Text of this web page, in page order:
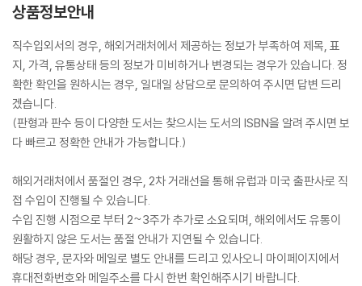
상품정보안내
직수입외서의 경우, 해외거래처에서 제공하는 정보가 부족하여 제목, 표
지, 가격, 유통상태 등의 정보가 미비하거나 변경되는 경우가 있습니다. 정
확한 확인을 원하시는 경우, 일대일 상담으로 문의하여 주시면 답변 드리
겠습니다.
(판형과 판수 등이 다양한 도서는 찾으시는 도서의 ISBN을 알려 주시면 보
다 빠르고 정확한 안내가 가능합니다.)
해외거래처에서 품절인 경우, 2차 거래선을 통해 유럽과 미국 출판사로 직
접 수입이 진행될 수 있습니다.
수입 진행 시점으로 부터 2~3주가 추가로 소요되며, 해외에서도 유통이
원활하지 않은 도서는 품절 안내가 지연될 수 있습니다.
해당 경우, 문자와 메일로 별도 안내를 드리고 있사오니 마이페이지에서
휴대전화번호와 메일주소를 다시 한번 확인해주시기 바랍니다.